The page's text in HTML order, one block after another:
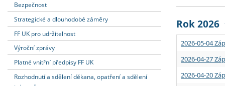
Dozvědět se více Strategie
Podpora
Podat přihlášku Učitelské
Dozvědět se více
Rigorózní
Dozvědět se více
Granty a
Dozvědět se více
Bezpečnost
Strategické a dlouhodobé záměry
FF UK pro udržitelnost
Výroční zprávy
Platné vnitřní předpisy FF UK
Rozhodnutí a sdělení děkana, opatření a sdělení
Rok 2026
2026-05-04
2026-04-27
2026-04-20